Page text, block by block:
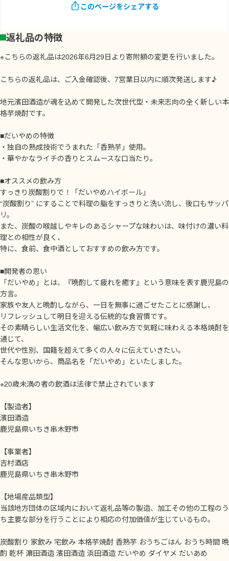
このページをシェアする
返礼品の特徴
※こちらの返礼品は2026年6月29日より寄附額の変更を行いました。
こちらの返礼品は、ご入金確認後、7営業日以内に順次発送します♪
地元濱田酒造が魂を込めて開発した次世代型・未来志向の全く新しい本
格芋焼酎です。
■だいやめの特徴
・独自の熟成技術でうまれた「香熟芋」使用。
・華やかなライチの香りとスムースな口当たり。
■オススメの飲み方
すっきり炭酸割りで！「だいやめハイボール」
“炭酸割り” にすることで料理の脂をすっきりと洗い流し、後口もサッパ
リ。
また、炭酸の喉越しやキレのあるシャープな味わいは、味付けの濃い料
理との相性が良く、
特に、食前、食中酒としておすすめの飲み方です。
■開発者の思い
「だいやめ」とは、『晩酌して疲れを癒す』という意味を表す鹿児島の
方言。
家族や友人と晩酌しながら、一日を無事に過ごせたことに感謝し、
リフレッシュして明日を迎える伝統的な食習慣です。
その素晴らしい生活文化を、幅広い飲み方で気軽に味わえる本格焼酎を
通じて、
世代や性別、国籍を超えて多くの人々に伝えていきたい。
そんな思いから、商品名を「だいやめ」といたしました。
※20歳未満の者の飲酒は法律で禁止されています
【製造者】
濱田酒造
鹿児島県いちき串木野市
【事業者】
吉村酒店
鹿児島県いちき串木野市
【地場産品類型】
当該地方団体の区域内において返礼品等の製造、加工その他の工程のう
ち主要な部分を行うことにより相応の付加価値が生じているもの。
炭酸割り 家飲み 宅飲み 本格芋焼酎 香熟芋 おうちごはん おうち時間 晩
酌 乾杯 濵田酒造 濱田酒造 浜田酒造 だいやめ ダイヤメ だいあめ